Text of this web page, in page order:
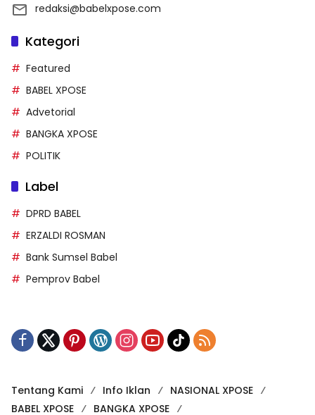
redaksi@babelxpose.com
Kategori
Featured
BABEL XPOSE
Advetorial
BANGKA XPOSE
POLITIK
Label
DPRD BABEL
ERZALDI ROSMAN
Bank Sumsel Babel
Pemprov Babel
Tentang Kami Info Iklan
NASIONAL XPOSE
BABEL XPOSE
BANGKA XPOSE